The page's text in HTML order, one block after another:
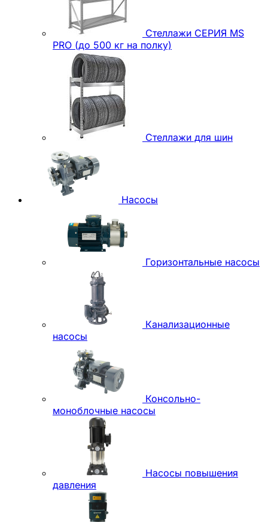
Стеллажи СЕРИЯ MS
PRO (до 500 кг на полку)
Стеллажи для шин
Насосы
Горизонтальные насосы
Канализационные
насосы
Консольно-
моноблочные насосы
Насосы повышения
давления